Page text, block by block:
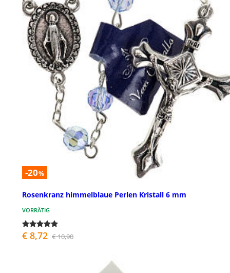
-20%
Rosenkranz himmelblaue Perlen Kristall 6 mm
VORRÄTIG
€ 8,72 € 10,90